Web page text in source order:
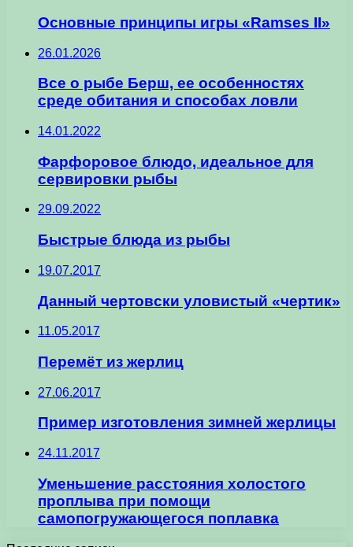
Основные принципы игры «Ramses II»
26.01.2026
Все о рыбе Берш, ее особенностях
среде обитания и способах ловли
14.01.2022
Фарфоровое блюдо, идеальное для
сервировки рыбы
29.09.2022
Быстрые блюда из рыбы
19.07.2017
Данный чертовски уловистый «чертик»
11.05.2017
Перемёт из жерлиц
27.06.2017
Пример изготовления зимней жерлицы
24.11.2017
Уменьшение расстояния холостого
проплыва при помощи
самопогружающегося поплавка